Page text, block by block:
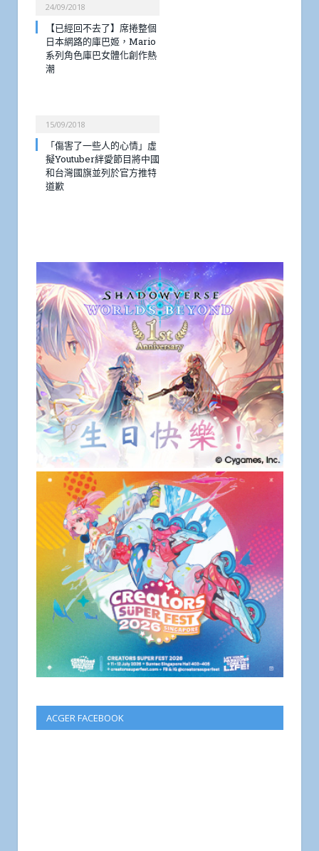
24/09/2018
【已經回不去了】席捲整個
日本網路的庫巴姬，Mario
系列角色庫巴女體化創作熱
潮
15/09/2018
「傷害了一些人的心情」虛
擬Youtuber絆愛節目將中國
和台灣國旗並列於官方推特
道歉
ACGER FACEBOOK